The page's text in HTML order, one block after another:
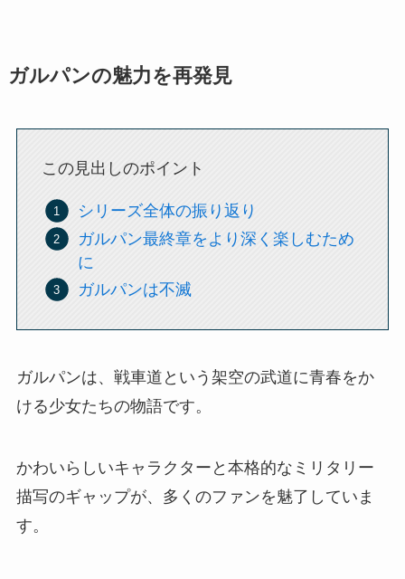
ガルパンの魅力を再発見
この見出しのポイント
シリーズ全体の振り返り
ガルパン最終章をより深く楽しむため
に
ガルパンは不滅
ガルパンは、戦車道という架空の武道に青春をか
ける少女たちの物語です。
かわいらしいキャラクターと本格的なミリタリー
描写のギャップが、多くのファンを魅了していま
す。